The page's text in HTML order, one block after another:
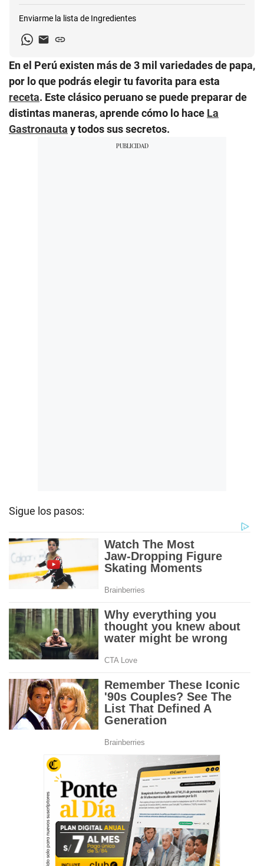
Enviarme la lista de Ingredientes
En el Perú existen más de 3 mil variedades de papa,
por lo que podrás elegir tu favorita para esta
receta. Este clásico peruano se puede preparar de
distintas maneras, aprende cómo lo hace La
Gastronauta y todos sus secretos.
Sigue los pasos: